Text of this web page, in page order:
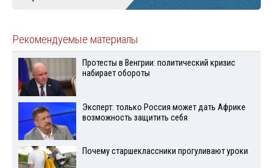
Рекомендуемые материалы
Протесты в Венгрии: политический кризис
набирает обороты
Эксперт: только Россия может дать Африке
возможность защитить себя
Почему старшеклассники прогуливают уроки